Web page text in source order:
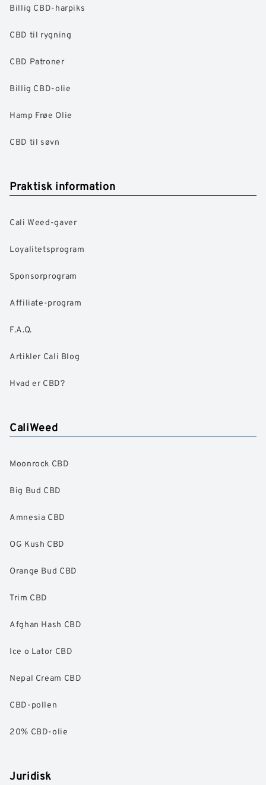
Billig CBD-harpiks
CBD til rygning
CBD Patroner
Billig CBD-olie
Hamp Frøe Olie
CBD til søvn
Praktisk information
Cali Weed-gaver
Loyalitetsprogram
Sponsorprogram
Affiliate-program
F.A.Q.
Artikler Cali Blog
Hvad er CBD?
CaliWeed
Moonrock CBD
Big Bud CBD
Amnesia CBD
OG Kush CBD
Orange Bud CBD
Trim CBD
Afghan Hash CBD
Ice o Lator CBD
Nepal Cream CBD
CBD-pollen
20% CBD-olie
Juridisk